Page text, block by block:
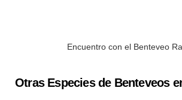
Encuentro con el Benteveo
Otras Especies de Benteveos